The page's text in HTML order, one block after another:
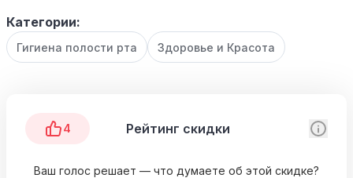
Категории:
Гигиена полости рта Здоровье и Красота
4 Рейтинг скидки
Ваш голос решает — что думаете об этой скидке?